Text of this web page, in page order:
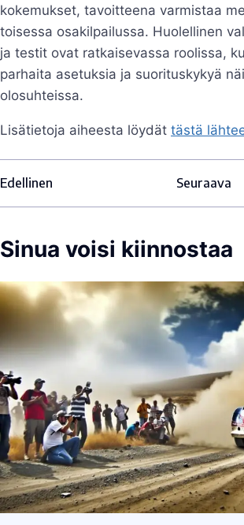
kokemukset, tavoitteena varmistaa
toisessa osakilpailussa. Huolellinen
ja testit ovat ratkaisevassa roolissa,
parhaita asetuksia ja suorituskykyä
olosuhteissa.
Lisätietoja aiheesta löydät tästä
Edellinen Seuraava
Sinua voisi kiinnostaa